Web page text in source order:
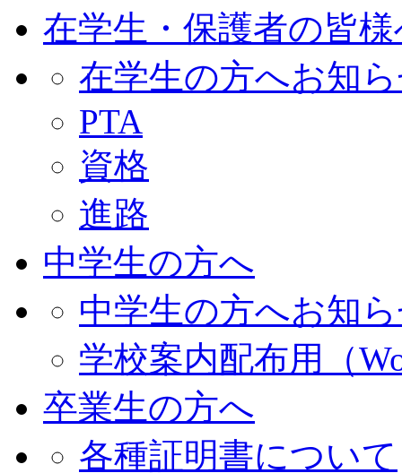
在学生・保護者の皆
在学生の方へお知
PTA
資格
進路
中学生の方へ
中学生の方へお知
学校案内配布用（
卒業生の方へ
各種証明書について